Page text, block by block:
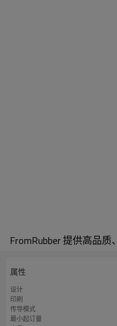
FromRubber 提供高品
属性
设计
印刷
传导模式
最小起订量